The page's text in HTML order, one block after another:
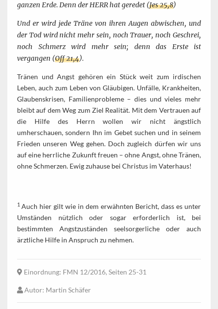
ganzen Erde. Denn der HERR hat geredet (Jes 25,8)
Und er wird jede Träne von ihren Augen abwischen, und
der Tod wird nicht mehr sein, noch Trauer, noch Geschrei,
noch Schmerz wird mehr sein; denn das Erste ist
vergangen (Off 21,4).
Tränen und Angst gehören ein Stück weit zum irdischen
Leben, auch zum Leben von Gläubigen. Unfälle, Krankheiten,
Glaubenskrisen, Familienprobleme – dies und vieles mehr
bleibt auf dem Weg zum Ziel Realität. Mit dem Vertrauen auf
die Hilfe des Herrn wollen wir nicht ängstlich
umherschauen, sondern Ihn im Gebet suchen und in seinem
Frieden unseren Weg gehen. Doch zugleich dürfen wir uns
auf eine herrliche Zukunft freuen – ohne Angst, ohne Tränen,
ohne Schmerzen. Ewig zuhause bei Christus im Vaterhaus!
1 Auch hier gilt wie in dem erwähnten Bericht, dass es unter
Umständen nützlich oder sogar erforderlich ist, bei
bestimmten Angstzuständen seelsorgerliche oder auch
ärztliche Hilfe in Anspruch zu nehmen.
Einordnung: FMN 12/2016, Seiten 25-31
Autor: Martin Schäfer